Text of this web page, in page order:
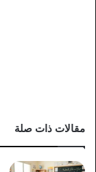
مقالات ذات صلة